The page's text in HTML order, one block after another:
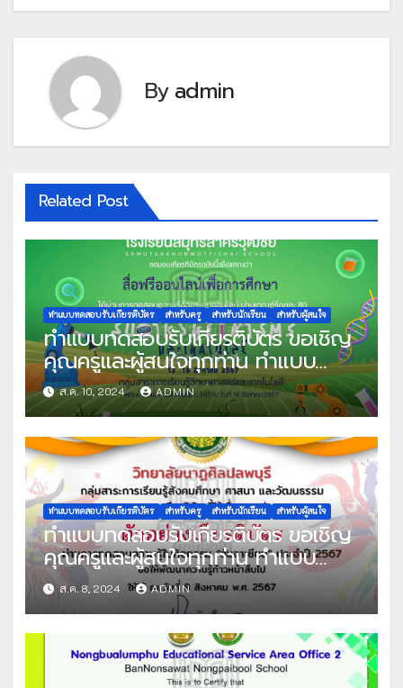
Byadmin
Related Post
ทำแบบทดสอบรับเกียรติบัตร สำหรับครู สำหรับนักเรียน สำหรับผู้สนใจ
ทำแบบทดสอบรับเกียรติบัตร ขอเชิญ
คุณครูและผู้สนใจทุกท่าน ทำแบบ
ทดสอบออนไลน์ แบบทดสอบวัดความ
รู้พื้นฐานระบบออนไลน์ เนื่องในสัปดาห์
วันวิทยาศาสตร์แห่งชาติ ประจำปีการ
ศึกษา 2567 ผ่านเกณฑ์ที่กำหนด
80% ขึ้นไป รับเกียรติบัตรทาง E-
mail จัดทำโดย โรงเรียนสมุทรสาคร
วุฒิชัย
ส.ค. 10, 2024 ADMIN
ทำแบบทดสอบรับเกียรติบัตร สำหรับครู สำหรับนักเรียน สำหรับผู้สนใจ
ทำแบบทดสอบรับเกียรติบัตร ขอเชิญ
คุณครูและผู้สนใจทุกท่าน ทำแบบ
ทดสอบออนไลน์ แบบทดสอบความรู้
วันอาเซียน ปีการศึกษา 2567 ผ่าน
เกณฑ์ที่กำหนด 70% ขึ้นไป รับเกียรติ
บัตรทาง E-mail จัดทำโดย วิทยาลัย
นาฏศิลปลพบุรี
ส.ค. 8, 2024 ADMIN